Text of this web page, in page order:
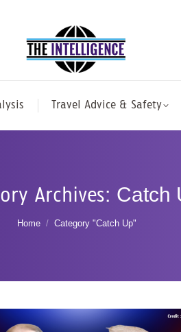
Travel Advice & Safety
Archives: Catch
You are here:
Home Category "Catch Up"